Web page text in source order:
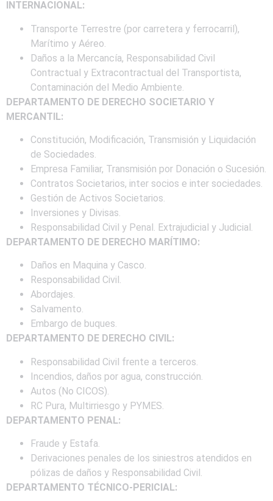
INTERNACIONAL:
Transporte Terrestre (por carretera y ferrocarril),
Marítimo y Aéreo.
Daños a la Mercancía, Responsabilidad Civil
Contractual y Extracontractual del Transportista,
Contaminación del Medio Ambiente.
DEPARTAMENTO DE DERECHO SOCIETARIO Y
MERCANTIL:
Constitución, Modificación, Transmisión y Liquidación
de Sociedades.
Empresa Familiar, Transmisión por Donación o Sucesión.
Contratos Societarios, inter socios e inter sociedades.
Gestión de Activos Societarios.
Inversiones y Divisas.
Responsabilidad Civil y Penal. Extrajudicial y Judicial.
DEPARTAMENTO DE DERECHO MARÍTIMO:
Daños en Maquina y Casco.
Responsabilidad Civil.
Abordajes.
Salvamento.
Embargo de buques.
DEPARTAMENTO DE DERECHO CIVIL:
Responsabilidad Civil frente a terceros.
Incendios, daños por agua, construcción.
Autos (No CICOS).
RC Pura, Multirriesgo y PYMES.
DEPARTAMENTO PENAL:
Fraude y Estafa.
Derivaciones penales de los siniestros atendidos en
pólizas de daños y Responsabilidad Civil.
DEPARTAMENTO TÉCNICO-PERICIAL: